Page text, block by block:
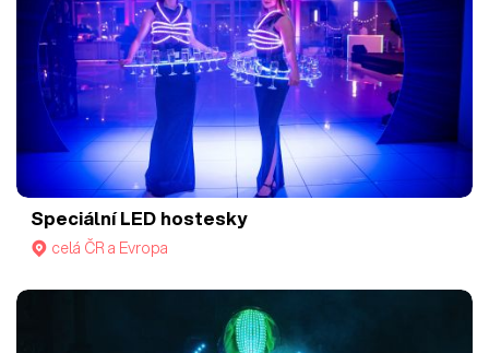
Speciální LED hostesky
celá ČR a Evropa